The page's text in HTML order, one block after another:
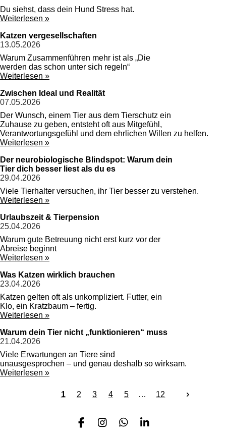
Du siehst, dass dein Hund Stress hat.
Weiterlesen »
Katzen vergesellschaften
13.05.2026
Warum Zusammenführen mehr ist als „Die
werden das schon unter sich regeln“
Weiterlesen »
Zwischen Ideal und Realität
07.05.2026
Der Wunsch, einem Tier aus dem Tierschutz ein
Zuhause zu geben, entsteht oft aus Mitgefühl,
Verantwortungsgefühl und dem ehrlichen Willen zu helfen.
Weiterlesen »
Der neurobiologische Blindspot: Warum dein
Tier dich besser liest als du es
29.04.2026
Viele Tierhalter versuchen, ihr Tier besser zu verstehen.
Weiterlesen »
Urlaubszeit & Tierpension
25.04.2026
Warum gute Betreuung nicht erst kurz vor der
Abreise beginnt
Weiterlesen »
Was Katzen wirklich brauchen
23.04.2026
Katzen gelten oft als unkompliziert. Futter, ein
Klo, ein Kratzbaum – fertig.
Weiterlesen »
Warum dein Tier nicht „funktionieren“ muss
21.04.2026
Viele Erwartungen an Tiere sind
unausgesprochen – und genau deshalb so wirksam.
Weiterlesen »
1 2 3 4 5 12
F
I
W
L